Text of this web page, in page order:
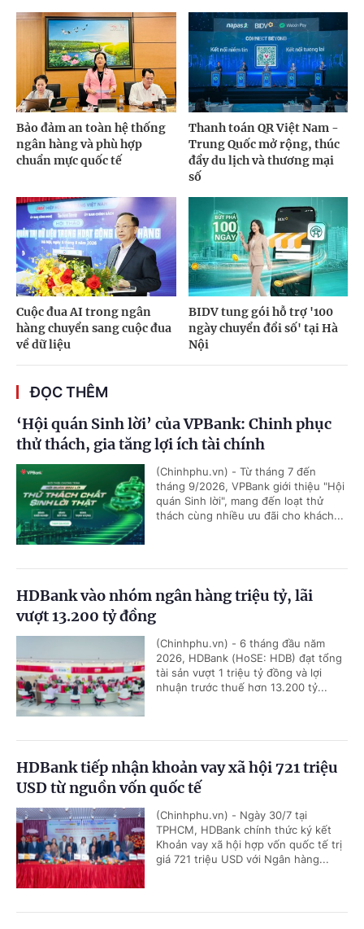
Bảo đảm an toàn hệ thống
ngân hàng và phù hợp
chuẩn mực quốc tế
Thanh toán QR Việt Nam -
Trung Quốc mở rộng, thúc
đẩy du lịch và thương mại
số
Cuộc đua AI trong ngân
hàng chuyển sang cuộc đua
về dữ liệu
BIDV tung gói hỗ trợ '100
ngày chuyển đổi số' tại Hà
Nội
ĐỌC THÊM
‘Hội quán Sinh lời’ của VPBank: Chinh phục
thử thách, gia tăng lợi ích tài chính
(Chinhphu.vn) - Từ tháng 7 đến
tháng 9/2026, VPBank giới thiệu "Hội
quán Sinh lời", mang đến loạt thử
thách cùng nhiều ưu đãi cho khách...
HDBank vào nhóm ngân hàng triệu tỷ, lãi
vượt 13.200 tỷ đồng
(Chinhphu.vn) - 6 tháng đầu năm
2026, HDBank (HoSE: HDB) đạt tổng
tài sản vượt 1 triệu tỷ đồng và lợi
nhuận trước thuế hơn 13.200 tỷ...
HDBank tiếp nhận khoản vay xã hội 721 triệu
USD từ nguồn vốn quốc tế
(Chinhphu.vn) - Ngày 30/7 tại
TPHCM, HDBank chính thức ký kết
Khoản vay xã hội hợp vốn quốc tế trị
giá 721 triệu USD với Ngân hàng...